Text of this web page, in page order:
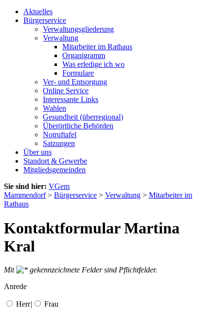
Aktuelles
Bürgerservice
Verwaltungsgliederung
Verwaltung
Mitarbeiter im Rathaus
Organigramm
Was erledige ich wo
Formulare
Ver- und Entsorgung
Online Service
Interessante Links
Wahlen
Gesundheit (überregional)
Überörtliche Behörden
Notruftafel
Satzungen
Über uns
Standort & Gewerbe
Mitgliedsgemeinden
Sie sind hier: VGem
Mammendorf> Bürgerservice > Verwaltung > Mitarbeiter im
Rathaus
Kontaktformular Martina
Kral
Mit
gekennzeichnete Felder sind Pflichtfelder.
Anrede
Herr| Frau